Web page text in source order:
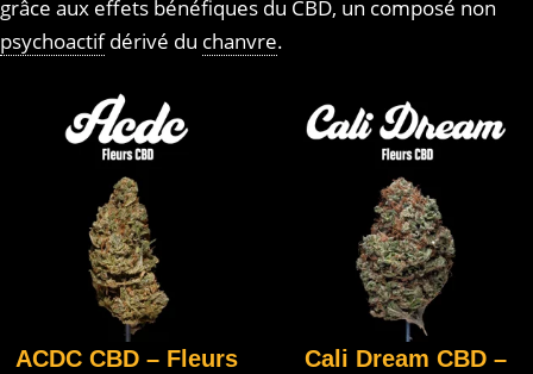
grâce aux effets bénéfiques du CBD, un composé non
psychoactifdérivé du chanvre.
ACDC CBD – Fleurs
Cali Dream CBD –